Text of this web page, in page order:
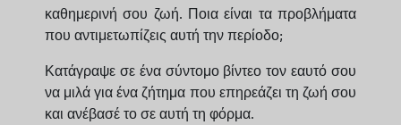
καθημερινή σου ζωή. Ποια είναι τα προβλήματα
που αντιμετωπίζεις αυτή την περίοδο;
Κατάγραψε σε ένα σύντομο βίντεο τον εαυτό σου
να μιλά για ένα ζήτημα που επηρεάζει τη ζωή σου
και ανέβασέ το σε αυτή τη φόρμα.